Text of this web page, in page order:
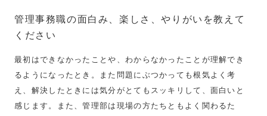
管理事務職の面白み、楽しさ、やりがいを教えて
ください
最初はできなかったことや、わからなかったことが理解でき
るようになったとき。また問題にぶつかっても根気よく考
え、解決したときには気分がとてもスッキリして、面白いと
感じます。また、管理部は現場の方たちともよく関わるた